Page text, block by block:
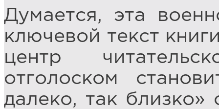
Думается, эта
ключевой текст
центр
отголоском
далеко, так близко»